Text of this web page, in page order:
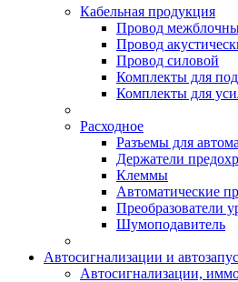
Кабельная продукция
Провод
Провод
Провод силовой
Комплекты для
Комплекты для
Расходное
Разъемы для
Держатели
Клеммы
Автоматические
Преобразователи
Шумоподавитель
Автосигнализации и
Автосигнализации,